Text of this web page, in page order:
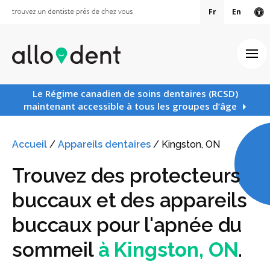
Fr En
Le Régime canadien de soins dentaires (RCSD)
maintenant accessible à tous les groupes d’âge
Accueil / Appareils dentaires / Kingston, ON
Trouvez des protecteurs
buccaux et des appareils
buccaux pour l'apnée du
sommeil à Kingston, ON.